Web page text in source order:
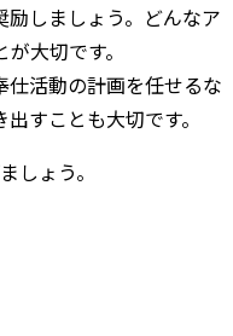
しましょう。どんなア
大切です。
活動の計画を任せるな
すことも大切です。
しょう。